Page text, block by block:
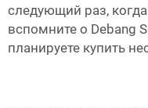
следующий раз,
вспомните о Debang
планируете купить